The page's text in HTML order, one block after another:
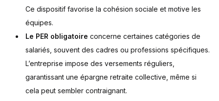
Ce dispositif favorise la cohésion sociale et motive les
équipes.
Le PER obligatoire concerne certaines catégories de
salariés, souvent des cadres ou professions spécifiques.
L’entreprise impose des versements réguliers,
garantissant une épargne retraite collective, même si
cela peut sembler contraignant.